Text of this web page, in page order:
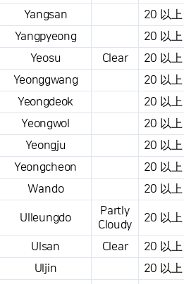
Yangsan
20 以上
Yangpyeong
20 以上
Yeosu
Clear 20 以上
Yeonggwang
20 以上
Yeongdeok
20 以上
Yeongwol
20 以上
Yeongju
20 以上
Yeongcheon
20 以上
Wando
20 以上
Ulleungdo
Partly
Cloudy
20 以上
Ulsan Clear 20 以上
Uljin
20 以上